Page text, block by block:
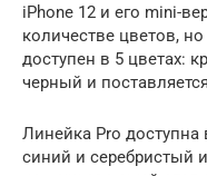
iPhone 12 и его mini-
количестве цветов,
доступен в 5 цветах:
черный и
Линейка Pro доступна
синий и серебристый